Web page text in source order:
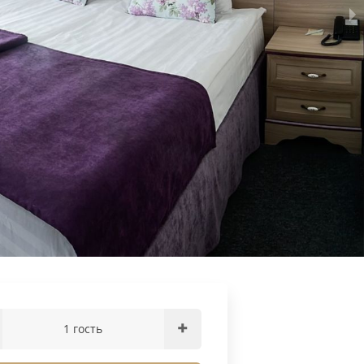
1 гость